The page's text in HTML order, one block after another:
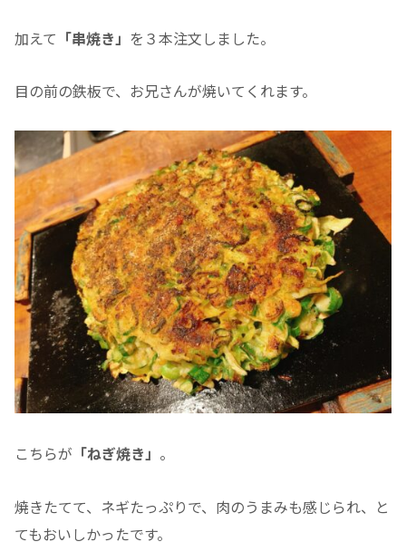
加えて 「串焼き」 を３本注文しました。
目の前の鉄板で、お兄さんが焼いてくれます。
こちらが 「ねぎ焼き」 。
焼きたてて、ネギたっぷりで、肉のうまみも感じられ、と
てもおいしかったです。